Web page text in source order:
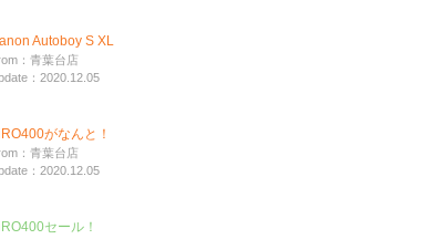
Autoboy S XL
：青葉台店
：2020.12.05
がなんと！
：青葉台店
：2020.12.05
セール！